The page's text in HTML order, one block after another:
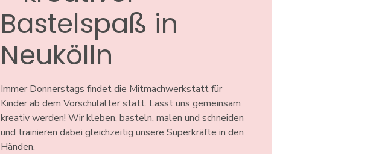
Bastelspaß in
Neukölln
Immer Donnerstags findet die Mitmachwerkstatt für
Kinder ab dem Vorschulalter statt. Lasst uns gemeinsam
kreativ werden! Wir kleben, basteln, malen und schneiden
und trainieren dabei gleichzeitig unsere Superkräfte in den
Händen.